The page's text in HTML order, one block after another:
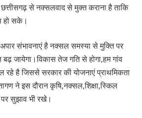
से नक्सलवाद से मुक्त कराना है ताकि
हो सके।
संभावनाएं है नक्सल समस्या से मुक्ति पर
बढ़ जायेगा।विकास तेज गति से होगा,हम गांव
रहे है जिससे सरकार की योजनाएं प्राथमिकता
ने इस दौरान कृषि,नक्सल,शिक्षा,स्किल
सुझाव भी रखे।